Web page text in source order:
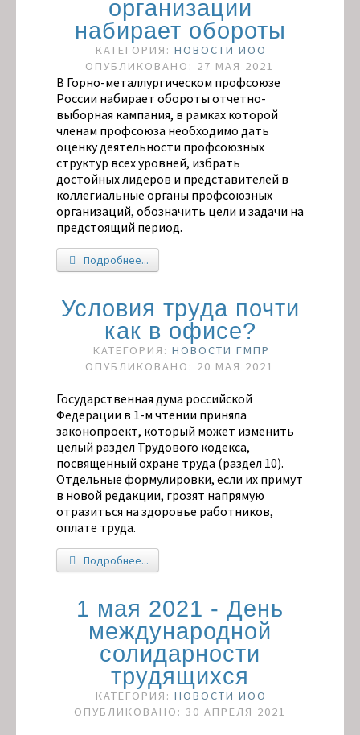
организации
набирает обороты
КАТЕГОРИЯ: НОВОСТИ ИОО
ОПУБЛИКОВАНО: 27 МАЯ 2021
В Горно-металлургическом профсоюзе
России набирает обороты отчетно-
выборная кампания, в рамках которой
членам профсоюза необходимо дать
оценку деятельности профсоюзных
структур всех уровней, избрать
достойных лидеров и представителей в
коллегиальные органы профсоюзных
организаций, обозначить цели и задачи на
предстоящий период.
Подробнее...
Условия труда почти
как в офисе?
КАТЕГОРИЯ: НОВОСТИ ГМПР
ОПУБЛИКОВАНО: 20 МАЯ 2021
Государственная дума российской
Федерации в 1-м чтении приняла
законопроект, который может изменить
целый раздел Трудового кодекса,
посвященный охране труда (раздел 10).
Отдельные формулировки, если их примут
в новой редакции, грозят напрямую
отразиться на здоровье работников,
оплате труда.
Подробнее...
1 мая 2021 - День
международной
солидарности
трудящихся
КАТЕГОРИЯ: НОВОСТИ ИОО
ОПУБЛИКОВАНО: 30 АПРЕЛЯ 2021